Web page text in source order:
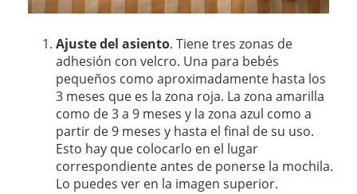
Ajuste del asiento. Tiene tres zonas de
adhesión con velcro. Una para bebés
pequeños como aproximadamente hasta los
3 meses que es la zona roja. La zona amarilla
como de 3 a 9 meses y la zona azul como a
partir de 9 meses y hasta el final de su uso.
Esto hay que colocarlo en el lugar
correspondiente antes de ponerse la mochila.
Lo puedes ver en la imagen superior.